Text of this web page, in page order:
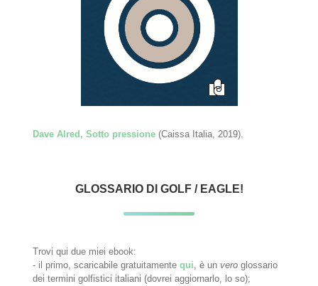
Dave Alred, Sotto pressione (Caissa Italia, 2019).
GLOSSARIO DI GOLF / EAGLE!
Trovi qui due miei ebook:
- il primo, scaricabile gratuitamentequi, è unvero glossario
dei termini golfistici italiani (dovrei aggiornarlo, lo so);